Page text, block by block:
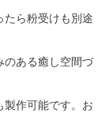
たら粉受けも別途
のある癒し空間づ
製作可能です。お